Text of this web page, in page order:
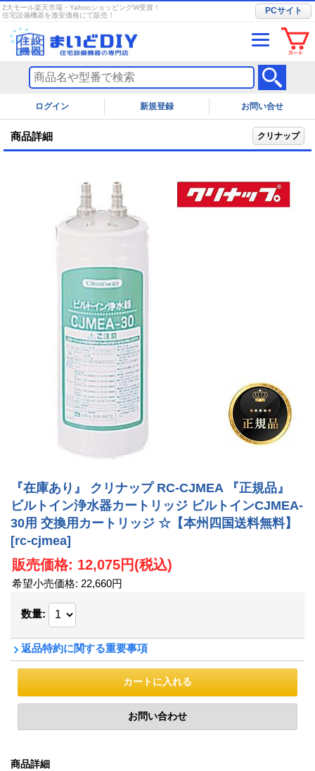
2大モール楽天市場・YahooショッピングW受賞！
住宅設備機器を激安価格にて販売！
PCサイト
ログイン お問い合せ
商品詳細 クリナップ
『在庫あり』 クリナップ RC-CJMEA 『正規品』
ビルトイン浄水器カートリッジ ビルトインCJMEA-
30用 交換用カートリッジ ☆【本州四国送料無料】
[rc-cjmea]
販売価格: 12,075円(税込)
希望小売価格: 22,660円
数量:
返品特約に関する重要事項
商品詳細